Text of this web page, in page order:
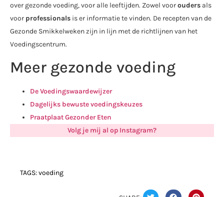
over gezonde voeding, voor alle leeftijden. Zowel voorouders als
voor professionals is er informatie te vinden. De recepten van de
Gezonde Smikkelweken zijn in lijn met de richtlijnen van het
Voedingscentrum.
Meer gezonde voeding
De Voedingswaardewijzer
Dagelijks bewuste voedingskeuzes
Praatplaat Gezonder Eten
Volg je mij al op Instagram?
TAGS:voeding